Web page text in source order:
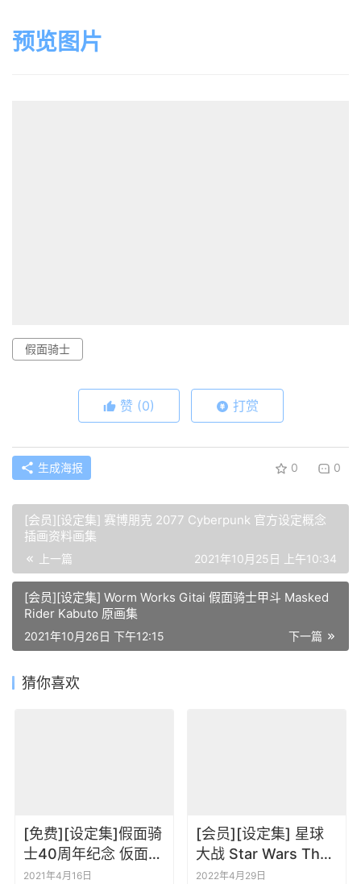
预览图片
假面骑士
赞 (0) 打赏
生成海报 0 0
[会员][设定集] 赛博朋克 2077 Cyberpunk 官方设定概念
插画资料画集
上一篇 2021年10月25日 上午10:34
[会员][设定集] Worm Works Gitai 假面骑士甲斗 Masked
Rider Kabuto 原画集
下一篇
2021年10月26日 下午12:15
猜你喜欢
[免费][设定集]假面骑
士40周年纪念 仮面ラ
イダー年代记
2021年4月16日
[会员][设定集] 星球
大战 Star Wars The
Ultimate Action
2022年4月29日